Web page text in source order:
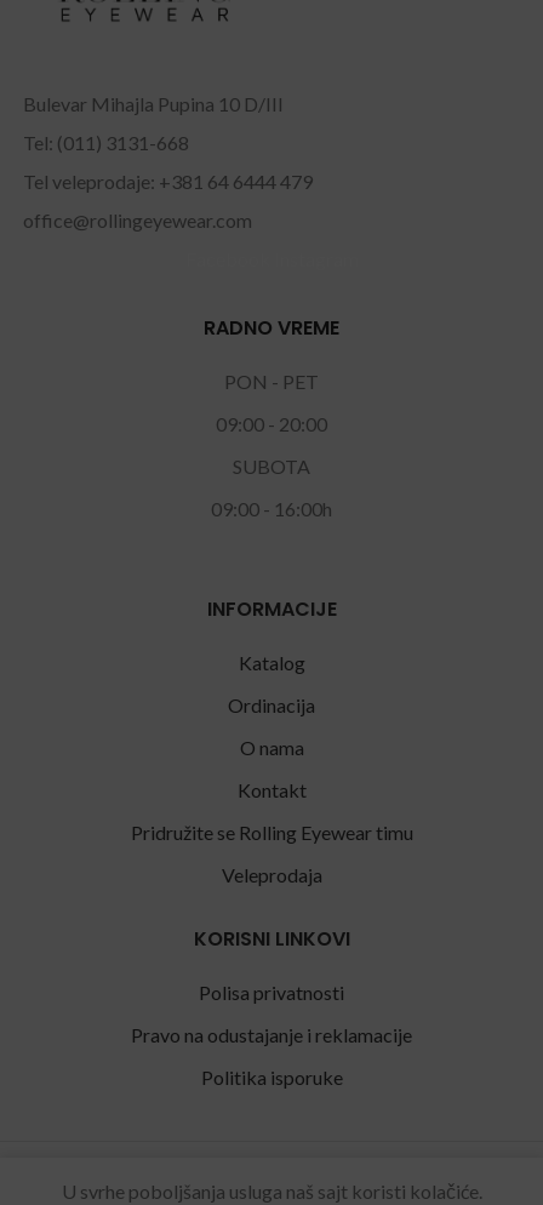
Bulevar Mihajla Pupina 10 D/III
Tel: (011) 3131-668
Tel veleprodaje: +381 64 6444 479
office@rollingeyewear.com
RADNO VREME
PON - PET
09:00 - 20:00
SUBOTA
09:00 - 16:00h
INFORMACIJE
Katalog
Ordinacija
O nama
Kontakt
Pridružite se Rolling Eyewear timu
Veleprodaja
KORISNI LINKOVI
Polisa privatnosti
Pravo na odustajanje i reklamacije
Politika isporuke
Acebears
U svrhe poboljšanja usluga naš sajt koristi kolačiće.